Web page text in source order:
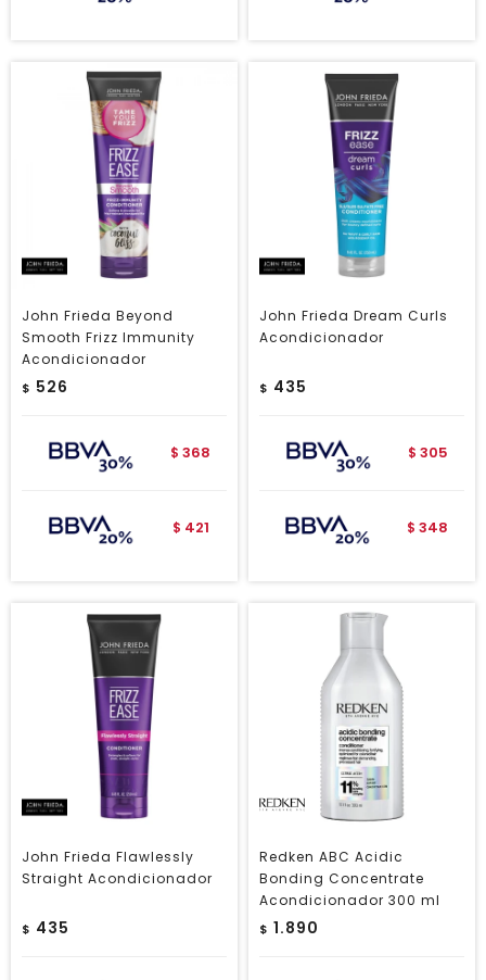
John Frieda Beyond
Smooth Frizz Immunity
Acondicionador
$ 526
$ 368
$ 421
John Frieda Dream Curls
Acondicionador
$ 435
$ 305
$ 348
John Frieda Flawlessly
Straight Acondicionador
$ 435
Redken ABC Acidic
Bonding Concentrate
Acondicionador 300 ml
$ 1.890